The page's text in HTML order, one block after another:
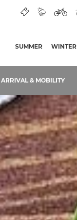
SUMMER WINTER
ARRIVAL & MOBILITY